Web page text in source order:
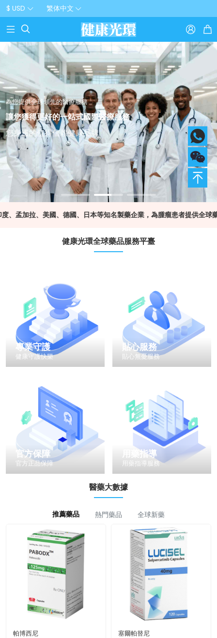
$ USD 繁体中文
  
團隊 用心服務
醫學團隊為您提供全流程服務保障
醫學團隊24小時免費響應式服務
全球藥品諮詢服務
備受好評的線上醫藥諮詢服務平臺
蒐索 諮詢 一站式線上免費解答
為您提供全球領先的醫療服務
讓您獲得更好的一站式國際醫療服務
您身邊的值得信賴健康品牌
美國、德國、日本等知名製藥企業，為腫瘤患者提供全球藥品資訊
健康光環全球藥品服務平臺
專業守護
健康守護快樂
貼心服務
貼心無憂服務
官方保障
官方正品保障
用藥指導
用藥指導服務
醫藥大數據
推薦藥品 熱門藥品 全球新藥
帕博西尼 塞爾帕替尼